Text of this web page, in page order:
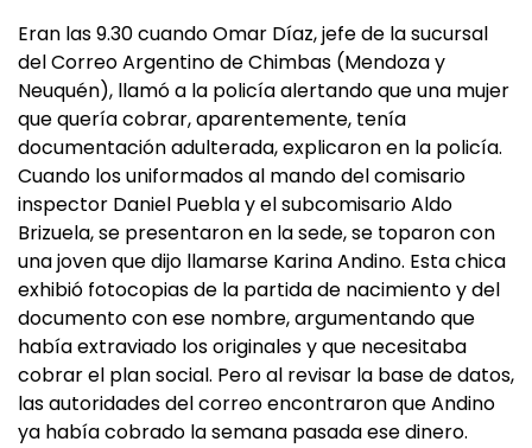
Eran las 9.30 cuando Omar Díaz, jefe de la sucursal
del Correo Argentino de Chimbas (Mendoza y
Neuquén), llamó a la policía alertando que una mujer
que quería cobrar, aparentemente, tenía
documentación adulterada, explicaron en la policía.
Cuando los uniformados al mando del comisario
inspector Daniel Puebla y el subcomisario Aldo
Brizuela, se presentaron en la sede, se toparon con
una joven que dijo llamarse Karina Andino. Esta chica
exhibió fotocopias de la partida de nacimiento y del
documento con ese nombre, argumentando que
había extraviado los originales y que necesitaba
cobrar el plan social. Pero al revisar la base de datos,
las autoridades del correo encontraron que Andino
ya había cobrado la semana pasada ese dinero.